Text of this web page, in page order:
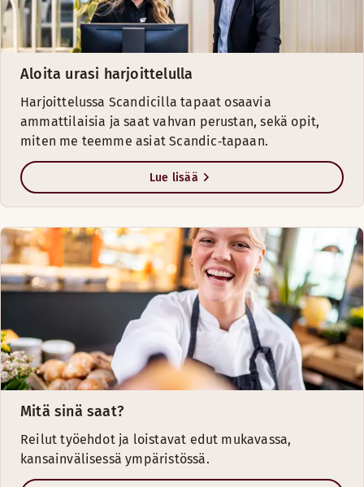
Aloita urasi harjoittelulla
Harjoittelussa Scandicilla tapaat osaavia
ammattilaisia ja saat vahvan perustan, sekä opit,
miten me teemme asiat Scandic‑tapaan.
Lue lisää
Mitä sinä saat?
Reilut työehdot ja loistavat edut mukavassa,
kansainvälisessä ympäristössä.